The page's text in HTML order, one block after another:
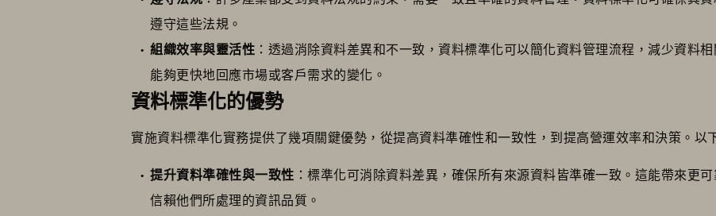
遵守這些法規。
組織效率與靈活性 ：透過消除資料差異和不一致，資料標準化可以簡化資料管理流程，減少資料
能夠更快地回應市場或客戶需求的變化。
資料標準化的優勢
實施資料標準化實務提供了幾項關鍵優勢，從提高資料準確性和一致性，到提高營運效率和決策。以
提升資料準確性與一致性 ：標準化可消除資料差異，確保所有來源資料皆準確一致。這能帶來更
信賴他們所處理的資訊品質。